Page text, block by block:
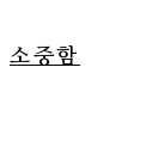
소중함